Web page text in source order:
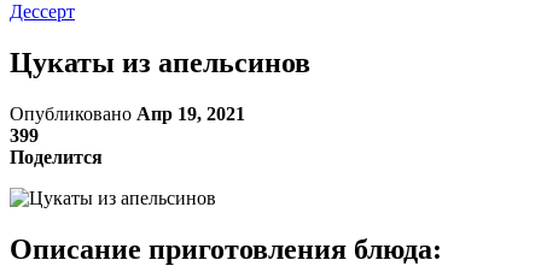
Дессерт
Цукаты из апельсинов
Опубликовано Апр 19, 2021
399
Поделится
Описание приготовления блюда: